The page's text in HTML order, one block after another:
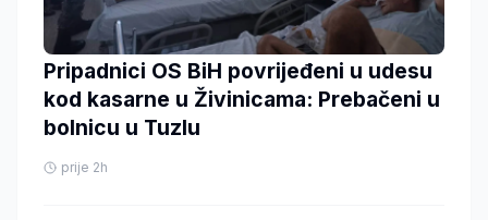
Pripadnici OS BiH povrijeđeni u udesu
kod kasarne u Živinicama: Prebačeni u
bolnicu u Tuzlu
prije 2h